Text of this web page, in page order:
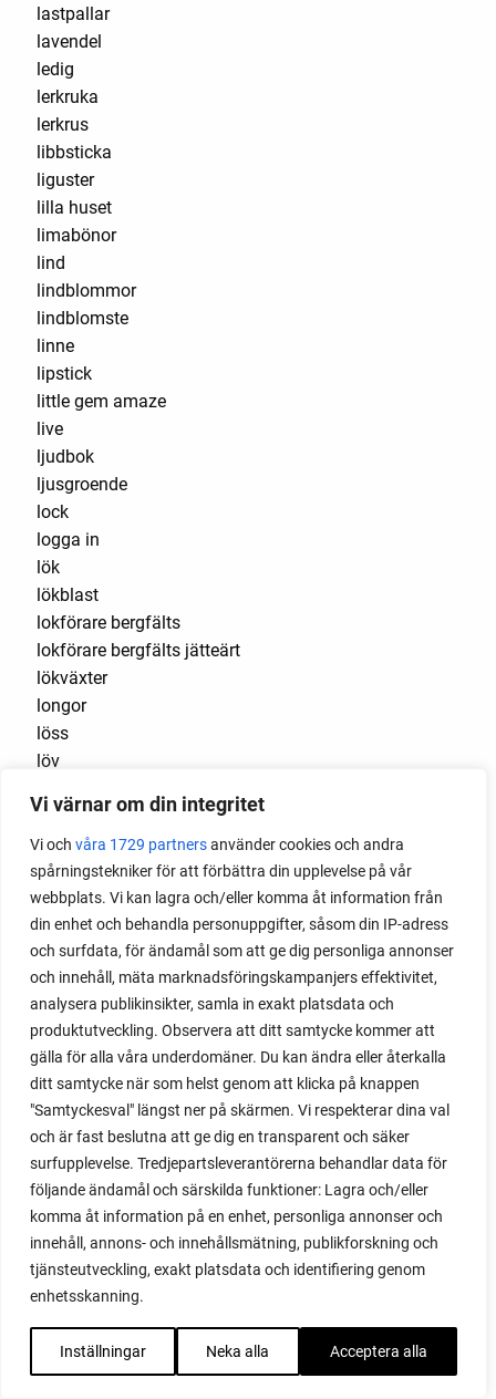
Vi värnar om din integritet
Vi och våra 1729 partnersanvänder cookies och andra
spårningstekniker för att förbättra din upplevelse på vår
webbplats. Vi kan lagra och/eller komma åt information från
din enhet och behandla personuppgifter, såsom din IP-adress
och surfdata, för ändamål som att ge dig personliga annonser
och innehåll, mäta marknadsföringskampanjers effektivitet,
analysera publikinsikter, samla in exakt platsdata och
produktutveckling. Observera att ditt samtycke kommer att
gälla för alla våra underdomäner. Du kan ändra eller återkalla
ditt samtycke när som helst genom att klicka på knappen
"Samtyckesval" längst ner på skärmen. Vi respekterar dina val
och är fast beslutna att ge dig en transparent och säker
surfupplevelse. Tredjepartsleverantörerna behandlar data för
följande ändamål och särskilda funktioner: Lagra och/eller
komma åt information på en enhet, personliga annonser och
innehåll, annons- och innehållsmätning, publikforskning och
tjänsteutveckling, exakt platsdata och identifiering genom
enhetsskanning.
Inställningar Neka alla Acceptera alla
lastpallar
lavendel
ledig
lerkruka
lerkrus
libbsticka
liguster
lilla huset
limabönor
lind
lindblommor
lindblomste
linne
lipstick
little gem amaze
live
ljudbok
ljusgroende
lock
logga in
lök
lökblast
lokförare bergfälts
lokförare bergfälts jätteärt
lökväxter
longor
löss
löv
luftlök
luktärt
luktärter
Luleå
maché
majrova
majs
majskolvar
majskorn
måla
malou efter tio
mangold
märgärt
märgärter
markduk
marmelad
mars
marsvin
maskkompost
maskrosor